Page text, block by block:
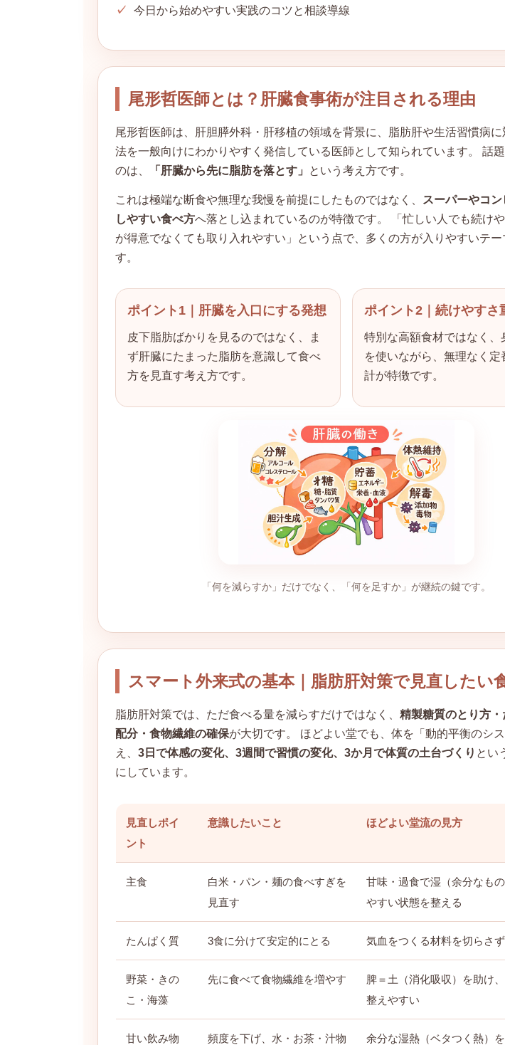
今日から始めやすい実践のコツと相談導線
尾形哲医師とは？肝臓食事術が注目される理由
尾形哲医師は、肝胆膵外科・肝移植の領域を背景に、脂肪肝や生活習慣病
法を一般向けにわかりやすく発信している医師として知られています。 話
のは、
「肝臓から先に脂肪を落とす」 という考え方です。
これは極端な断食や無理な我慢を前提にしたものではなく、
スーパーやコ
しやすい食べ方へ落とし込まれているのが特徴です。 「忙しい人でも続け
が得意でなくても取り入れやすい」という点で、多くの方が入りやすいテー
す。
ポイント1｜肝臓を入口にする発想
皮下脂肪ばかりを見るのではなく、ま
ず肝臓にたまった脂肪を意識して食べ
方を見直す考え方です。
ポイント2｜続けやすさ
特別な高額食材ではなく、
を使いながら、無理なく定
計が特徴です。
「何を減らすか」だけでなく、「何を足すか」が継続の鍵です。
スマート外来式の基本｜脂肪肝対策で見直したい
脂肪肝対策では、ただ食べる量を減らすだけではなく、 精製糖質のとり方
配分・食物繊維の確保が大切です。 ほどよい堂でも、体を「動的平衡のシ
え、 3日で体感の変化、3週間で習慣の変化、3か月で体質の土台づくり とい
にしています。
見直しポイ
ント
意識したいこと ほどよい堂流の見方
主食
白米・パン・麺の食べすぎを
見直す
甘味・過食で湿（余分なも
やすい状態を整える
たんぱく質 3食に分けて安定的にとる 気血をつくる材料を切らさず
野菜・きの
こ・海藻
先に食べて食物繊維を増やす
脾＝土（消化吸収）を助け
整えやすい
甘い飲み物 頻度を下げ、水・お茶・汁物 余分な湿熱（ベタつく熱）